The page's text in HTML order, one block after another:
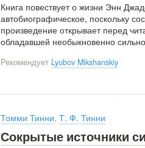
Книга повествует о жизни Энн
автобиографическое, поскольку
произведение открывает перед
обладавшей необыкновенно
Рекомендует Lyubov Mikshanskiy
Томми Тинни, Т. Ф. Тинни
Сокрытые источники